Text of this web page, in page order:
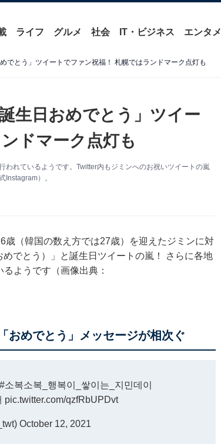
ライフ グルメ 社会 IT・ビジネス エンタメ
でとう」ツイートでファン祝福！ 札幌ではランドマーク点灯も
生日おめでとう」ツイー
ドマーク点灯も
れているようです。Twitter内もジミンへのお祝いツイートの嵐
Instagram）。
（韓国の数え方では27歳）を迎えたジミンに対
でとう）」と誕生日ツイートの嵐！ さらに各地
ようです（画像出典：
おめでとう」メッセージが相次ぐ
#소복소복_행복이_쌓이는_지민데이
pic.twitter.com/qzfRbUPDvt
October 12, 2021